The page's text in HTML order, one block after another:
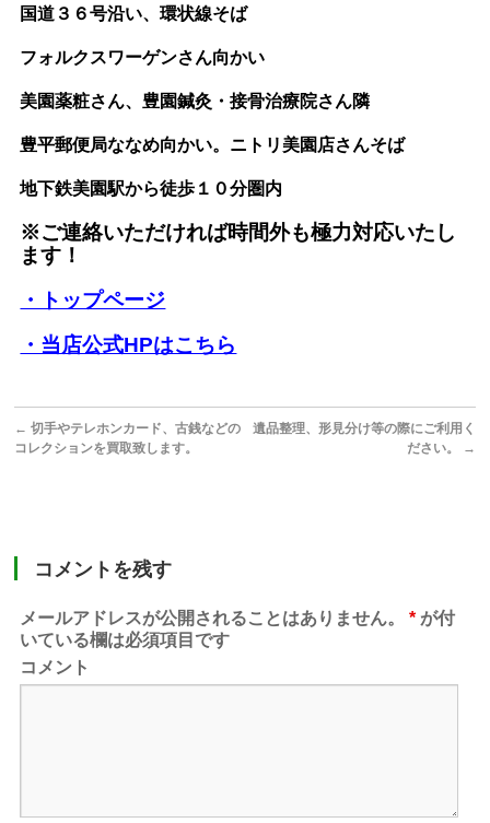
国道３６号沿い、環状線そば
フォルクスワーゲンさん向かい
美園薬粧さん、豊園鍼灸・接骨治療院さん隣
豊平郵便局ななめ向かい。ニトリ美園店さんそば
地下鉄美園駅から徒歩１０分圏内
※ご連絡いただければ時間外も極力対応いたし
ます！
・トップページ
・当店公式HPはこちら
← 切手やテレホンカード、古銭などの
コレクションを買取致します。
遺品整理、形見分け等の際にご利用く
ださい。
→
コメントを残す
メールアドレスが公開されることはありません。 * が付
いている欄は必須項目です
コメント